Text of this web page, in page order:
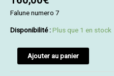
Falune numero 7
Disponibilité :Plus que 1 en stock
Ajouter au panier